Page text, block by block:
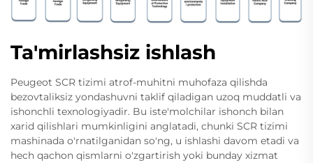
Ta'mirlashsiz ishlash
Peugeot SCR tizimi atrof-muhitni muhofaza qilishda
bezovtaliksiz yondashuvni taklif qiladigan uzoq muddatli va
ishonchli texnologiyadir. Bu iste'molchilar ishonch bilan
xarid qilishlari mumkinligini anglatadi, chunki SCR tizimi
mashinada o'rnatilganidan so'ng, u ishlashi davom etadi va
hech qachon qismlarni o'zgartirish yoki bunday xizmat